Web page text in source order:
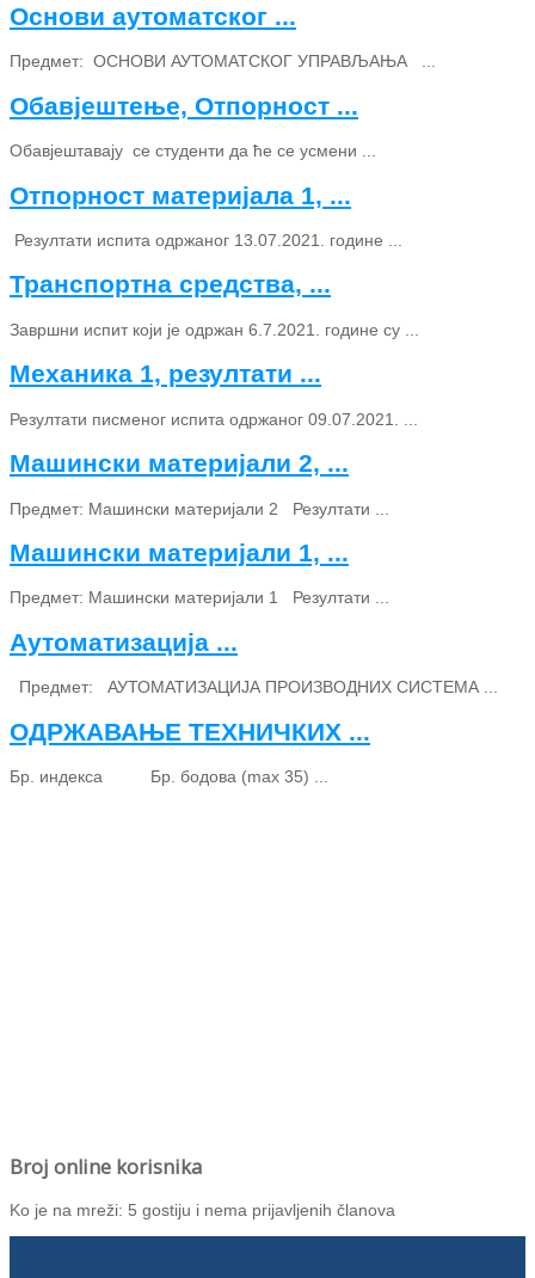
Основи аутоматског ...
Предмет: ОСНОВИ АУТОМАТСКОГ УПРАВЉАЊА ...
Обавјештење, Отпорност ...
Обавјештавају се студенти да ће се усмени ...
Отпорност материјала 1, ...
Резултати испита одржаног 13.07.2021. године ...
Транспортна средства, ...
Завршни испит који је одржан 6.7.2021. године су ...
Механика 1, резултати ...
Резултати писменог испита одржаног 09.07.2021. ...
Машински материјали 2, ...
Предмет: Машински материјали 2 Резултати ...
Машински материјали 1, ...
Предмет: Машински материјали 1 Резултати ...
Аутоматизација ...
Предмет: АУТОМАТИЗАЦИЈА ПРОИЗВОДНИХ СИСТЕМА ...
ОДРЖАВАЊЕ ТЕХНИЧКИХ ...
Бр. индекса Бр. бодова (max 35) ...
Broj online korisnika
Ko je na mreži: 5 gostiju i nema prijavljenih članova